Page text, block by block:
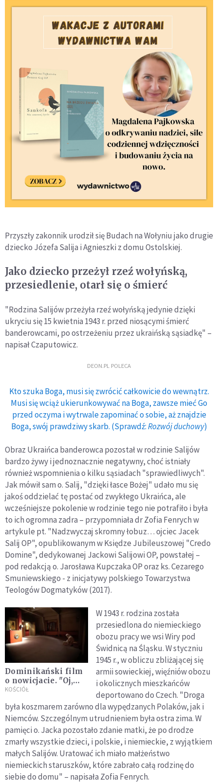
Przyszły zakonnik urodził się Budach na Wołyniu jako drugie
dziecko Józefa Salija i Agnieszki z domu Ostolskiej.
Jako dziecko przeżył rzeź wołyńską,
przesiedlenie, otarł się o śmierć
"Rodzina Salijów przeżyła rzeź wołyńską jedynie dzięki
ukryciu się 15 kwietnia 1943 r. przed niosącymi śmierć
banderowcami, po ostrzeżeniu przez ukraińską sąsiadkę" –
napisał Czaputowicz.
DEON.PL POLECA
Kto szuka Boga, musi się zwrócić całkowicie do wewnątrz.
Musi się wciąż ukierunkowywać na Boga, zawsze mieć Go
przed oczyma i wytrwale zapominać o sobie, aż znajdzie
Boga, swój prawdziwy skarb. (Sprawdź:Rozwój duchowy)
Obraz Ukraińca banderowca pozostał w rodzinie Salijów
bardzo żywy i jednoznacznie negatywny, choć istniały
również wspomnienia o kilku sąsiadach "sprawiedliwych".
Jak mówił sam o. Salij, "dzięki łasce Bożej" udało mu się
jakoś oddzielać tę postać od zwykłego Ukraińca, ale
wcześniejsze pokolenie w rodzinie tego nie potrafiło i była
to ich ogromna zadra – przypomniała dr Zofia Fenrych w
artykule pt. "Nadzwyczaj skromny łobuz… ojciec Jacek
Salij OP", opublikowanym w Księdze Jubileuszowej "Credo
Domine", dedykowanej Jackowi Salijowi OP, powstałej –
pod redakcją o. Jarosława Kupczaka OP oraz ks. Cezarego
Smuniewskiego - z inicjatywy polskiego Towarzystwa
Teologów Dogmatyków (2017).
Dominikański film
o nowicjacie. "Oj,
chłopcy, to będzie
KOŚCIÓŁ
W 1943 r. rodzina została
przesiedlona do niemieckiego
obozu pracy we wsi Wiry pod
Świdnicą na Śląsku. W styczniu
1945 r., w obliczu zbliżającej się
armii sowieckiej, więźniów obozu
i okolicznych mieszkańców
deportowano do Czech. "Droga
była koszmarem zarówno dla wypędzanych Polaków, jak i
Niemców. Szczególnym utrudnieniem była ostra zima. W
pamięci o. Jacka pozostało zdanie matki, że po drodze
zmarły wszystkie dzieci, i polskie, i niemieckie, z wyjątkiem
małych Salijów. Uratować ich miało małżeństwo
niemieckich staruszków, które zabrało całą rodzinę do
siebie do domu" – napisała Zofia Fenrych.